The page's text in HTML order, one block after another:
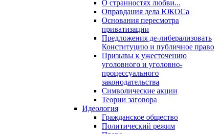
О странностях любви...
Оправдания дела ЮКОСа
Основания пересмотра
приватизации
Предложения де-либерализовать
Конституцию и публичное право
Призывы к ужесточению
уголовного и уголовно-
процессуального
законодательства
Символические акции
Теории заговора
Идеология
Гражданское общество
Политический режим